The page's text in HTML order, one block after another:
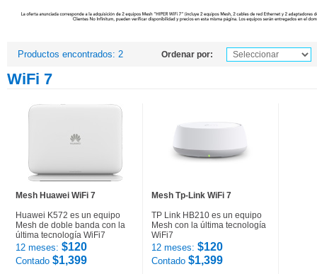
Productos encontrados: 2 Ordenar por:
WiFi 7
Mesh Huawei WiFi 7
Huawei K572 es un equipo
Mesh de doble banda con la
última tecnología WiFi7
12 meses: $120
Contado $1,399
Mesh Tp-Link WiFi 7
TP Link HB210 es un equipo
Mesh con la última tecnología
WiFi7
12 meses: $120
Contado $1,399